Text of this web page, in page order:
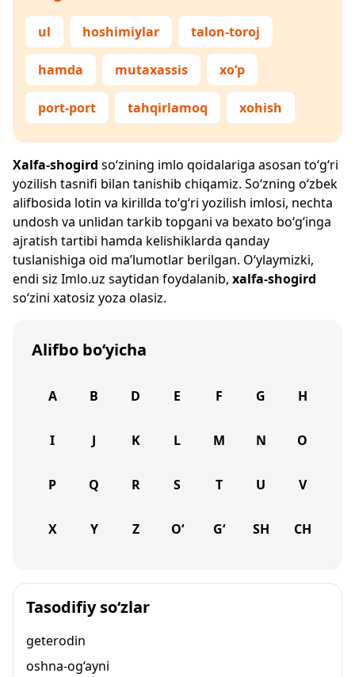
ul hoshimiylar talon-toroj
hamda mutaxassis xo‘p
port-port tahqirlamoq xohish
Xalfa-shogird so‘zining imlo qoidalariga asosan to‘g‘ri
yozilish tasnifi bilan tanishib chiqamiz. So‘zning o‘zbek
alifbosida lotin va kirillda to‘g‘ri yozilish imlosi, nechta
undosh va unlidan tarkib topgani va bexato bo‘g‘inga
ajratish tartibi hamda kelishiklarda qanday
tuslanishiga oid ma’lumotlar berilgan. O‘ylaymizki,
endi siz Imlo.uz saytidan foydalanib, xalfa-shogird
so‘zini xatosiz yoza olasiz.
Alifbo bo‘yicha
A B D E F G H
I J K L M N O
P Q R S T U V
X Y Z O‘ G‘ SH CH
Tasodifiy so‘zlar
geterodin
oshna-og‘ayni